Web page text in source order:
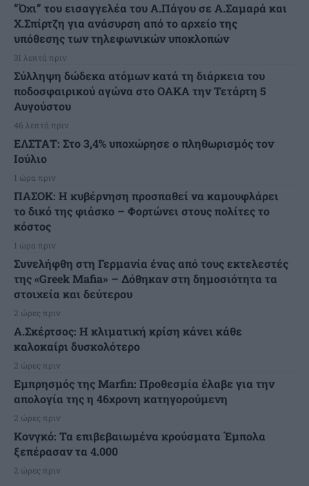
“Όχι” του εισαγγελέα του Α.Πάγου σε Α.Σαμαρά και
Χ.Σπίρτζη για ανάσυρση από το αρχείο της
υπόθεσης των τηλεφωνικών υποκλοπών
31 λεπτά πριν
Σύλληψη δώδεκα ατόμων κατά τη διάρκεια του
ποδοσφαιρικού αγώνα στο ΟΑΚΑ την Τετάρτη 5
Αυγούστου
46 λεπτά πριν
ΕΛΣΤΑΤ: Στο 3,4% υποχώρησε ο πληθωρισμός τον
Ιούλιο
1 ώρα πριν
ΠΑΣΟΚ: Η κυβέρνηση προσπαθεί να καμουφλάρει
το δικό της φιάσκο – Φορτώνει στους πολίτες το
κόστος
1 ώρα πριν
Συνελήφθη στη Γερμανία ένας από τους εκτελεστές
της «Greek Mafia» – Δόθηκαν στη δημοσιότητα τα
στοιχεία και δεύτερου
2 ώρες πριν
A.Σκέρτσος: Η κλιματική κρίση κάνει κάθε
καλοκαίρι δυσκολότερο
2 ώρες πριν
Εμπρησμός της Marfin: Προθεσμία έλαβε για την
απολογία της η 46χρονη κατηγορούμενη
2 ώρες πριν
Κονγκό: Τα επιβεβαιωμένα κρούσματα Έμπολα
ξεπέρασαν τα 4.000
2 ώρες πριν